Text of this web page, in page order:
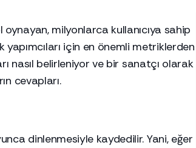
milyonlarca kullanıcıya sahip
için en önemli metriklerden
nasıl belirleniyor ve bir sanatçı olarak
cevapları.
dinlenmesiyle kaydedilir. Yani, eğer